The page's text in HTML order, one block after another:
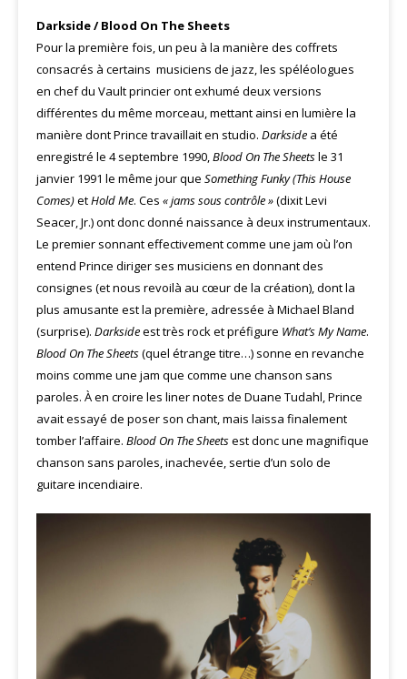
Darkside / Blood On The Sheets
Pour la première fois, un peu à la manière des coffrets
consacrés à certains musiciens de jazz, les spéléologues
en chef du Vault princier ont exhumé deux versions
différentes du même morceau, mettant ainsi en lumière la
manière dont Prince travaillait en studio. Darkside a été
enregistré le 4 septembre 1990,Blood On The Sheetsle 31
janvier 1991 le même jour que Something Funky (This House
Comes)etHold Me. Ces « jams sous contrôle »(dixit Levi
Seacer, Jr.) ont donc donné naissance à deux instrumentaux.
Le premier sonnant effectivement comme une jam où l’on
entend Prince diriger ses musiciens en donnant des
consignes (et nous revoilà au cœur de la création), dont la
plus amusante est la première, adressée à Michael Bland
(surprise). Darksideest très rock et préfigure What’s My Name.
Blood On The Sheets(quel étrange titre…) sonne en revanche
moins comme une jam que comme une chanson sans
paroles. À en croire les liner notes de Duane Tudahl, Prince
avait essayé de poser son chant, mais laissa finalement
tomber l’affaire. Blood On The Sheetsest donc une magnifique
chanson sans paroles, inachevée, sertie d’un solo de
guitare incendiaire.